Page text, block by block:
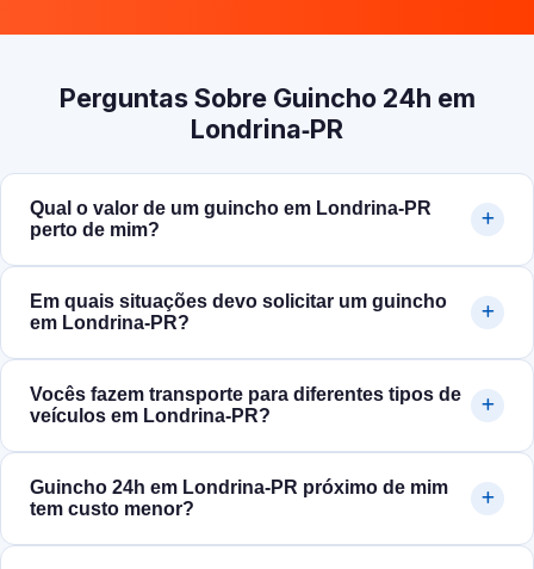
Perguntas Sobre Guincho 24h em
Londrina‑PR
Qual o valor de um guincho em Londrina‑PR
perto de mim?
Em quais situações devo solicitar um guincho
em Londrina‑PR?
Vocês fazem transporte para diferentes tipos de
veículos em Londrina‑PR?
Guincho 24h em Londrina‑PR próximo de mim
tem custo menor?